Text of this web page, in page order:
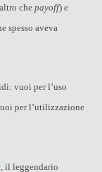
che payoff) e
spesso aveva
vuoi per l’uso
per l’utilizzazione
, il leggendario